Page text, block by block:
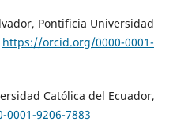
Pontificia Universidad
https://orcid.org/0000-0001-
Católica del Ecuador,
9206-7883